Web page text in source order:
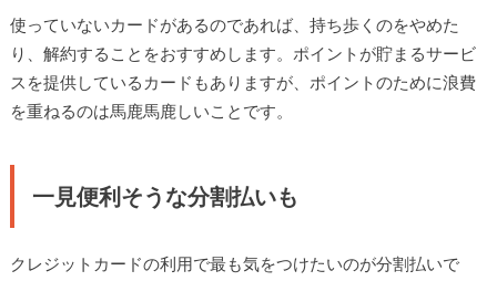
使っていないカードがあるのであれば、持ち歩くのをやめた
り、解約することをおすすめします。ポイントが貯まるサービ
スを提供しているカードもありますが、ポイントのために浪費
を重ねるのは馬鹿馬鹿しいことです。
一見便利そうな分割払いも
クレジットカードの利用で最も気をつけたいのが分割払いで